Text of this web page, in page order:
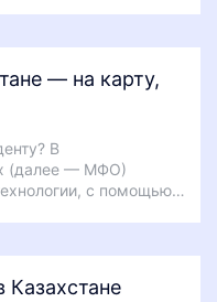
— на карту,
В
(далее — МФО)
с помощью…